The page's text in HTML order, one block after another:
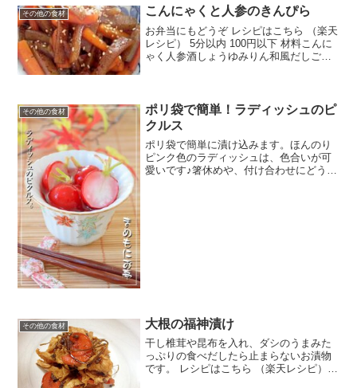
その他の食材 こんにゃくと人参のきんぴら
お弁当にもどうぞ レシピはこちら （楽天
レシピ） 5分以内 100円以下 材料こんに
ゃく人参酒しょうゆみりん和風だしごま
その他の食材
ポリ袋で簡単！ラディッシュのピ
クルス
ポリ袋で簡単に漬け込みます。ほんのり
ピンク色のラディッシュは、色合いが可
愛いです♪箸休めや、付け合わせにどうぞ
その他の食材 大根の福神漬け
干し椎茸や昆布を入れ、ダシのうまみた
っぷりの食べだしたら止まらないお漬物
です。 レシピはこちら （楽天レシピ） 1